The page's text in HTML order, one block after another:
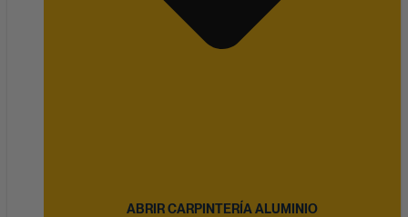
ABRIR CARPINTERÍA ALUMINIO